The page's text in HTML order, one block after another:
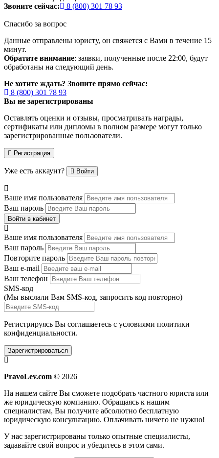
Звоните сейчас:
8 (800) 301 78 93
Спасибо за вопрос
Данные отправлены юристу, он свяжется с Вами в течение 15
минут.
Обратите внимание: заявки, полученные после 22:00, будут
обработаны на следующий день.
Не хотите ждать? Звоните прямо сейчас:
8 (800) 301 78 93
Вы не зарегистрированы
Оставлять оценки и отзывы, просматривать награды,
сертификаты или дипломы в полном размере могут только
зарегистрированные пользователи.
Регистрация
Уже есть аккаунт? Войти
Ваше имя пользователя
Ваш пароль
Войти в кабинет
Ваше имя пользователя
Ваш пароль
Повторите пароль
Ваш e-mail
Ваш телефон
SMS-код
(Мы выслали Вам SMS-код, запросить код повторно)
Регистрируясь Вы соглашаетесь с условиями политики
конфиденциальности.
Зарегистрироваться
PravoLev.com © 2026
На нашем сайте Вы сможете подобрать частного юриста или
же юридическую компанию. Обращаясь к нашим
специалистам, Вы получите абсолютно бесплатную
юридическую консультацию. Оплачивать ничего не нужно!
У нас зарегистрированы только опытные специалисты,
задавайте свой вопрос и убедитесь в этом сами.